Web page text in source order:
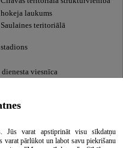
laukums
teritoriālā
viesnīca
tornis
centrs "Nagla"
Jūs varat apstiprināt visu sīkdatņu
varat pārlūkot un labot savu piekrišanu